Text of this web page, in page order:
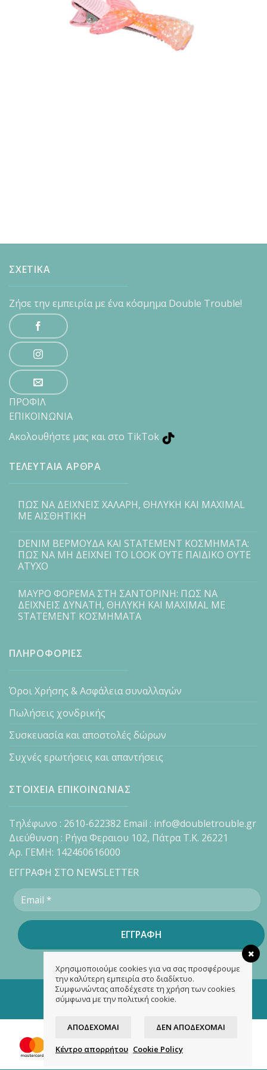
ΣΧΕΤΙΚΑ
Ζήσε την εμπειρία με ένα κόσμημα Double Trouble!
ΠΡΟΦΙΛ
ΕΠΙΚΟΙΝΩΝΙΑ
Ακολουθήστε μας και στο TikTok
ΤΕΛΕΥΤΑΙΑ ΑΡΘΡΑ
ΠΩΣ ΝΑ ΔΕΙΧΝΕΙΣ ΧΑΛΑΡΗ, ΘΗΛΥΚΗ ΚΑΙ MAXIMAL
ΜΕ ΑΙΣΘΗΤΙΚΗ
DENIM ΒΕΡΜΟΥΔΑ ΚΑΙ STATEMENT ΚΟΣΜΗΜΑΤΑ:
ΠΩΣ ΝΑ ΜΗ ΔΕΙΧΝΕΙ ΤΟ LOOK ΟΥΤΕ ΠΑΙΔΙΚΟ ΟΥΤΕ
ΑΤΥΧΟ
ΜΑΥΡΟ ΦΟΡΕΜΑ ΣΤΗ ΣΑΝΤΟΡΙΝΗ: ΠΩΣ ΝΑ
ΔΕΙΧΝΕΙΣ ΔΥΝΑΤΗ, ΘΗΛΥΚΗ ΚΑΙ MAXIMAL ΜΕ
STATEMENT ΚΟΣΜΗΜΑΤΑ
ΠΛΗΡΟΦΟΡΙΕΣ
Όροι Χρήσης & Ασφάλεια συναλλαγών
Πωλήσεις χονδρικής
Συσκευασία και αποστολές δώρων
Συχνές ερωτήσεις και απαντήσεις
ΣΤΟΙΧΕΙΑ ΕΠΙΚΟΙΝΩΝΙΑΣ
Τηλέφωνο : 2610-622382 Email : info@doubletrouble.gr
Διεύθυνση : Ρήγα Φεραιου 102, Πάτρα Τ.Κ. 26221
Αρ. ΓΕΜΗ: 142460616000
ΕΓΓΡΑΦΗ ΣΤΟ NEWSLETTER
Copyright 2026 ©doubletrouble.gr
Designed & developed by
Χρησιμοποιούμε cookies για να σας προσφέρουμε
την καλύτερη εμπειρία στο διαδίκτυο.
Συμφωνώντας αποδέχεστε τη χρήση των cookies
σύμφωνα με την πολιτική cookie.
ΑΠΟΔΈΧΟΜΑΙ ΔΕΝ ΑΠΟΔΈΧΟΜΑΙ
Κέντρο απορρήτου Cookie Policy